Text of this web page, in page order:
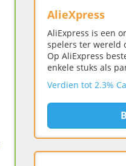
AlieXpress
AliExpress is een
spelers ter wereld
Op AliExpress
enkele stuks als
Verdien tot 2.3%